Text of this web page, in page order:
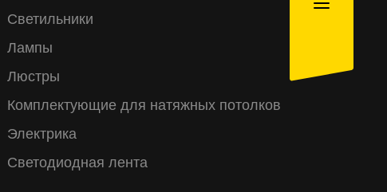
Светильники
Лампы
Люстры
Комплектующие для натяжных потолков
Электрика
Светодиодная лента